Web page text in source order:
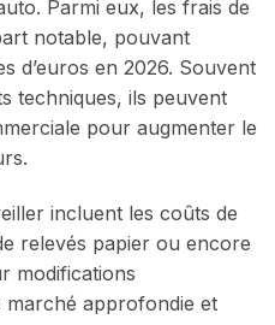
Parmi eux, les frais de
notable, pouvant
d’euros en 2026. Souvent
techniques, ils peuvent
pour augmenter le
incluent les coûts de
relevés papier ou encore
modifications
marché approfondie et